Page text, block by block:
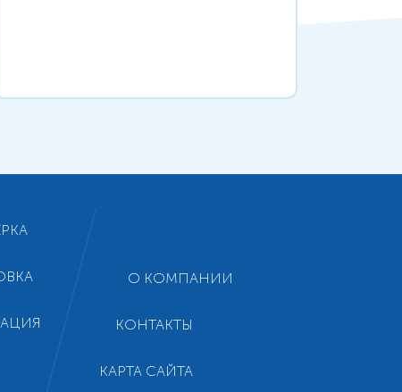
О КОМПАНИИ
КОНТАКТЫ
КАРТА САЙТА